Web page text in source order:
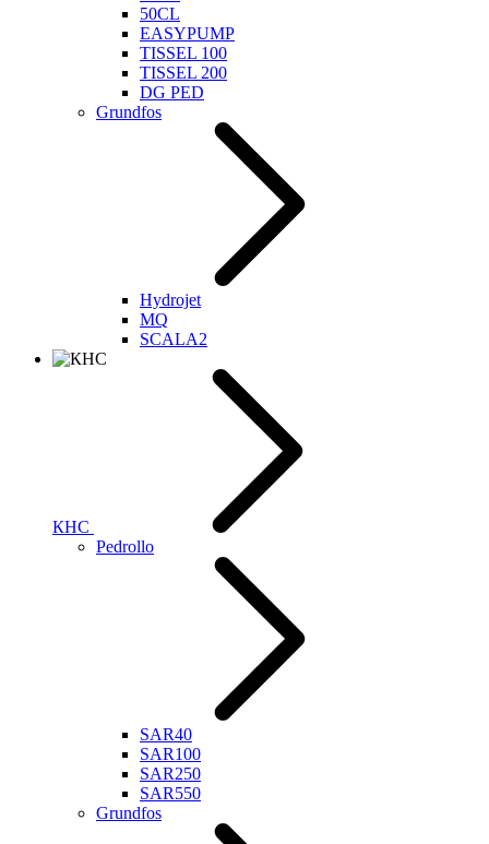
50CL
EASYPUMP
TISSEL 100
TISSEL 200
DG PED
Grundfos
Hydrojet
MQ
SCALA2
КНС
Pedrollo
SAR40
SAR100
SAR250
SAR550
Grundfos